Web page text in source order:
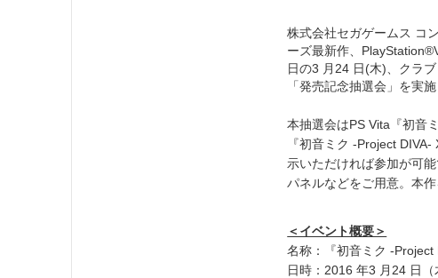
株式会社セガゲームス コ
ーズ最新作、
日の3 月24 日(木)、クラ
「発売記念抽選会」を実施
本抽選会はPS Vita『初音
『初音ミク -Project
示いただければ参加が可
パネルなどをご用意。本
＜イベント概要＞
名称：『初音ミク -Project
日時：2016 年3 月24 日